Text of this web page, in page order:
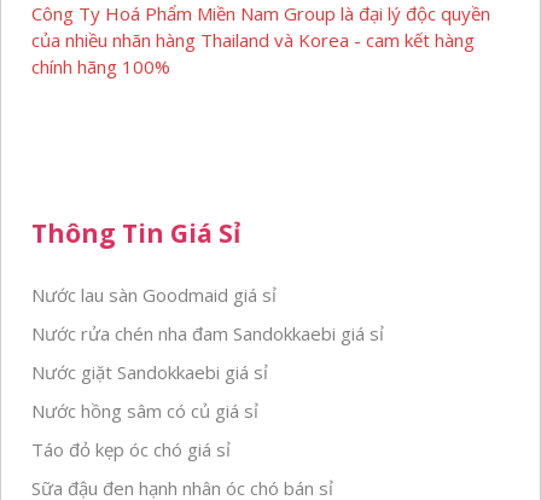
Công Ty Hoá Phẩm Miền Nam Group là đại lý độc quyền
của nhiều nhãn hàng Thailand và Korea - cam kết hàng
chính hãng 100%
Thông Tin Giá Sỉ
Nước lau sàn Goodmaid giá sỉ
Nước rửa chén nha đam Sandokkaebi giá sỉ
Nước giặt Sandokkaebi giá sỉ
Nước hồng sâm có củ giá sỉ
Táo đỏ kẹp óc chó giá sỉ
Sữa đậu đen hạnh nhân óc chó bán sỉ